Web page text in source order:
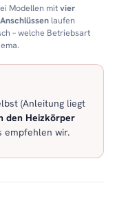
Modellen mitvier
laufen
– welche Betriebsart
(Anleitung liegt
den Heizkörper
empfehlen wir.